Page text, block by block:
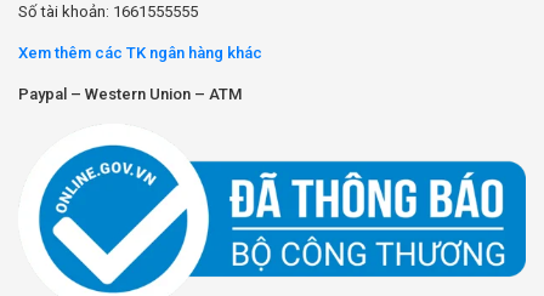
Số tài khoản: 1661555555
Xem thêm các TK ngân hàng khác
Paypal – Western Union – ATM